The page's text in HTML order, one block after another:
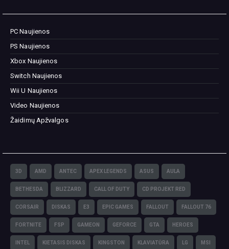
PC Naujienos
PS Naujienos
Xbox Naujienos
Switch Naujienos
Wii U Naujienos
Video Naujienos
Žaidimų Apžvalgos
3D AMD ANTEC APEX LEGENDS ASUS AULA
BETHESDA BLIZZARD CALL OF DUTY CD PROJEKT RED
CORSAIR DISKAS E3 EPIC GAMES FALLOUT FALLOUT 76
FORTNITE FSP GAMEON GEFORCE GTA HEROES
INTEL KIETASIS DISKAS KINGSTON KLAVIATŪRA LG MSI